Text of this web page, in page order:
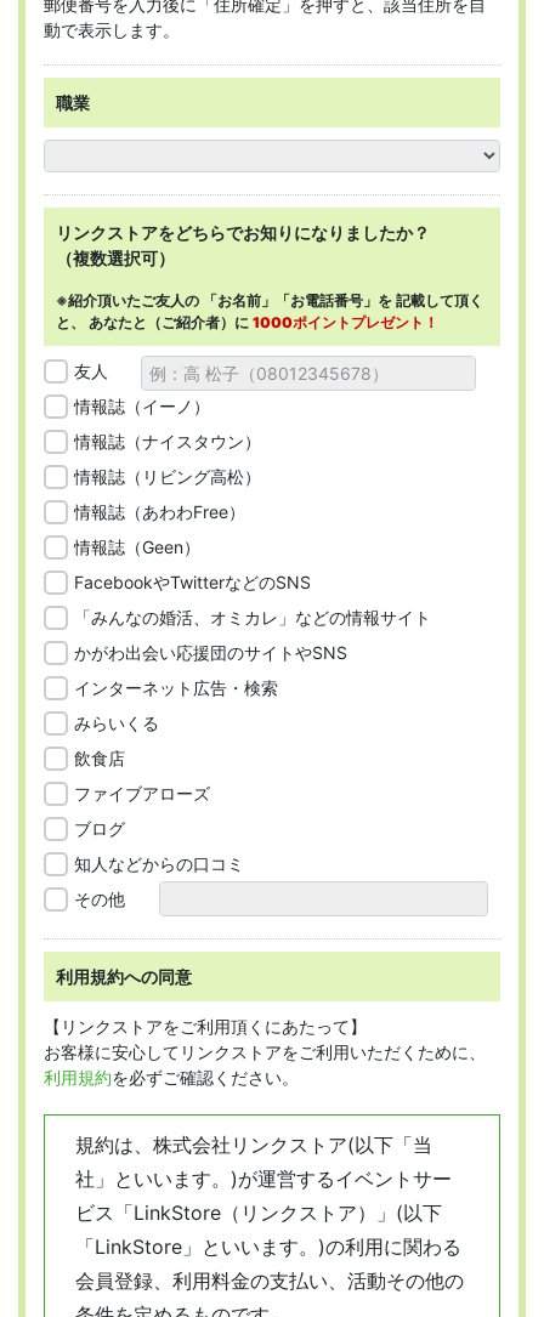
動で表示します。
職業
リンクストアをどちらでお知りになりましたか？
（複数選択可）
※紹介頂いたご友人の 「お名前」「お電話番号」を 記載して頂く
と、 あなたと（ご紹介者）に 1000ポイントプレゼント！
友人
情報誌（イーノ）
情報誌（ナイスタウン）
情報誌（リビング高松）
情報誌（あわわFree）
情報誌（Geen）
FacebookやTwitterなどのSNS
「みんなの婚活、オミカレ」などの情報サイト
かがわ出会い応援団のサイトやSNS
インターネット広告・検索
みらいくる
飲食店
ファイブアローズ
ブログ
知人などからの口コミ
その他
利用規約への同意
【リンクストアをご利用頂くにあたって】
お客様に安心してリンクストアをご利用いただくために、
利用規約を必ずご確認ください。
規約は、株式会社リンクストア(以下「当
社」といいます。)が運営するイベントサー
ビス「LinkStore（リンクストア）」(以下
「LinkStore」といいます。)の利用に関わる
会員登録、利用料金の支払い、活動その他の